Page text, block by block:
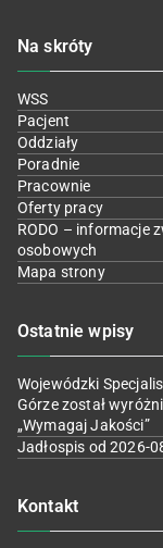
Na skróty
WSS
Pacjent
Oddziały
Poradnie
Pracownie
Oferty pracy
RODO – informacje
osobowych
Mapa strony
Ostatnie wpisy
Wojewódzki
Górze został
„Wymagaj Jakości”
Jadłospis od 2026-
Kontakt